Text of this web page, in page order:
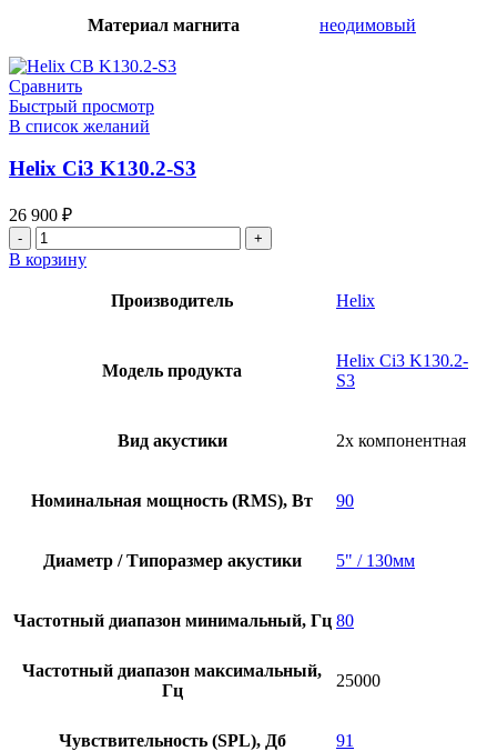
Материал магнита неодимовый
Сравнить
Быстрый просмотр
В список желаний
Helix Ci3 K130.2-S3
26 900 ₽
Количество
товара
Helix
В корзину
Производитель Helix
Модель продукта
Helix Ci3 K130.2-
S3
Вид акустики 2х компонентная
Номинальная мощность (RMS), Вт 90
Диаметр / Типоразмер акустики 5" / 130мм
Частотный диапазон минимальный, Гц 80
Частотный диапазон максимальный,
Гц
25000
Чувствительность (SPL), Дб 91